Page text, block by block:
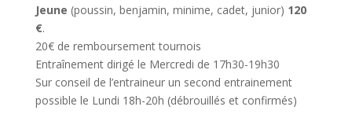
Jeune (poussin, benjamin, minime, cadet, junior) 120
€.
20€ de remboursement tournois
Entraînement dirigé le Mercredi de 17h30-19h30
Sur conseil de l’entraineur un second entrainement
possible le Lundi 18h-20h (débrouillés et confirmés)